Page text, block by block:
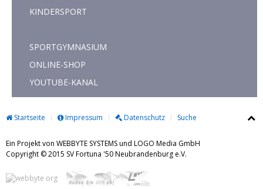
KINDERSPORT
SPORTGYMNASIUM
ONLINE-SHOP
YOUTUBE-KANAL
Startseite Impressum Datenschutz Suche
Ein Projekt von WEBBYTE SYSTEMS und LOGO Media GmbH
Copyright © 2015 SV Fortuna '50 Neubrandenburg e.V.